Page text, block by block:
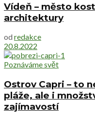
Vídeň – město
architektury
od redakce
20.8.2022
Poznáváme svět
Ostrov Capri – to
pláže, ale i
zajímavostí